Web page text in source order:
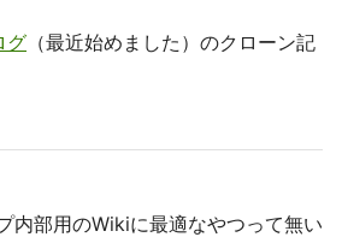
グ （最近始めました）のクローン記
内部用のWikiに最適なやつって無い